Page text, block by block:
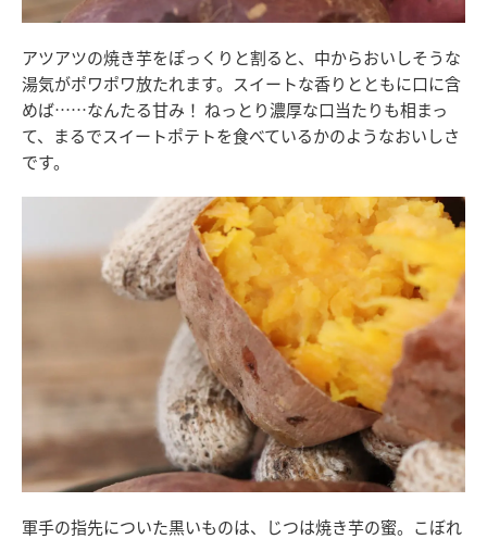
アツアツの焼き芋をぽっくりと割ると、中からおいしそうな
湯気がポワポワ放たれます。スイートな香りとともに口に含
めば……なんたる甘み！ ねっとり濃厚な口当たりも相まっ
て、まるでスイートポテトを食べているかのようなおいしさ
です。
軍手の指先についた黒いものは、じつは焼き芋の蜜。こぼれ